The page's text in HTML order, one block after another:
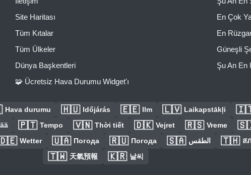
Site Haritası
Tüm Kıtalar
Tüm Ülkeler
Dünya Başkentleri
🧩 Ücretsiz Hava Durumu Widget'ı
En Çok
En
Güneşli
Şu An En
Hava durumu 🇭🇺 Időjárás 🇪🇪 Ilm 🇱🇻 Laikapstākļi
🇵🇹 Tempo 🇻🇳 Thời tiết 🇩🇰 Vejret 🇷🇸 Vreme
Wetter 🇺🇦 Погода 🇷🇺 Погода 🇸🇦 الطقس 🇹🇭 ส
🇹🇼 天氣預報 🇰🇷 날씨